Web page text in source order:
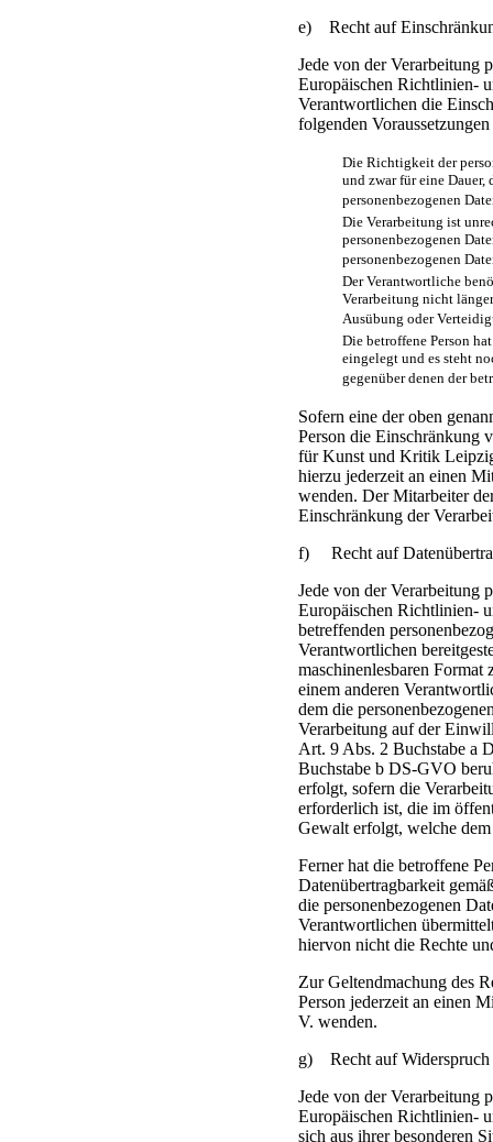
e) Recht auf
Jede von der Verarbeitung
Europäischen Richtlinien-
Verantwortlichen die
folgenden
Die Richtigkeit der
und zwar für eine
personenbezogenen
Die Verarbeitung ist
personenbezogenen
personenbezogenen
Der Verantwortliche
Verarbeitung nicht
Ausübung oder
Die betroffene Person
eingelegt und es steht
gegenüber denen der
Sofern eine der oben
Person die Einschränkung
für Kunst und Kritik
hierzu jederzeit an einen
wenden. Der Mitarbeiter
Einschränkung der
f) Recht auf
Jede von der Verarbeitung
Europäischen Richtlinien-
betreffenden
Verantwortlichen
maschinenlesbaren Format
einem anderen
dem die
Verarbeitung auf der
Art. 9 Abs. 2 Buchstabe a
Buchstabe b DS-GVO
erfolgt, sofern die
erforderlich ist, die im
Gewalt erfolgt, welche
Ferner hat die betroffene
Datenübertragbarkeit
die personenbezogenen
Verantwortlichen
hiervon nicht die Rechte
Zur Geltendmachung des
Person jederzeit an einen
V. wenden.
g) Recht auf Widerspruch
Jede von der Verarbeitung
Europäischen Richtlinien-
sich aus ihrer besonderen